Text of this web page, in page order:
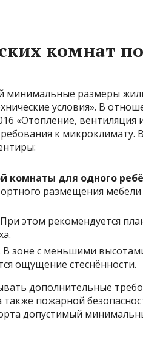
комнат по
минимальные размеры
условия». В
«Отопление, вентиляция
к микроклимату.
комнаты для одного
размещения мебели
этом рекомендуется
В зоне с меньшими
ощущение стеснённости.
дополнительные
пожарной
допустимый